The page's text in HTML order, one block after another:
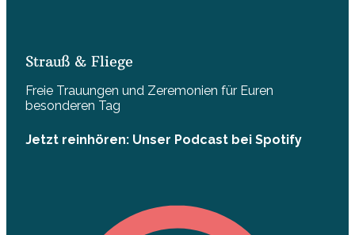
Strauß & Fliege
Freie Trauungen und Zeremonien für Euren
besonderen Tag
Jetzt reinhören: Unser Podcast bei Spotify